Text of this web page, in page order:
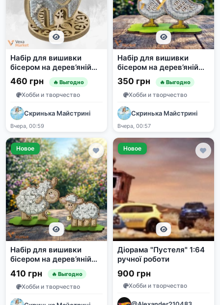
Набір для вишивки
бісером на дерев’яній
основі «Милий слоник»
460 грн 🔥 Выгодно
Хобби и творчество
Скринька Майстрині
Вчера, 00:59
Набір для вишивки
бісером на дерев’яній
основі «Веселі гуси»
350 грн 🔥 Выгодно
Хобби и творчество
Скринька Майстрині
Вчера, 00:57
Новое
Набір для вишивки
бісером на дерев’яній
основі «Ніжні овечки»
410 грн 🔥 Выгодно
Хобби и творчество
Новое
Діорама "Пустеля" 1:64
ручної роботи
900 грн
Хобби и творчество